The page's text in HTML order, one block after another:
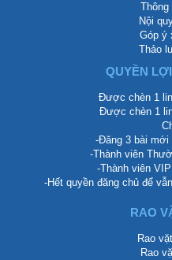
Thông
Nội
Góp ý
Thảo
QUYỀN
Được chèn 1
Được chèn 1
-Đăng 3 bài mới
-Thành viên
-Thành viên
-Hết quyền đăng chủ để
RAO
Rao
Rao